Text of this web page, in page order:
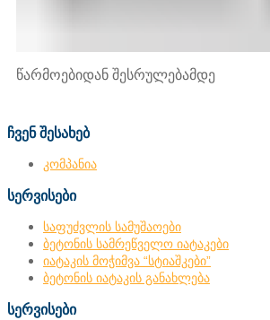
წარმოებიდან შესრულებამდე
ჩვენ შესახებ
კომპანია
სერვისები
საფუძვლის სამუშაოები
ბეტონის სამრეწველო იატაკები
იატაკის მოჭიმვა “სტიაშკები”
ბეტონის იატაკის განახლება
სერვისები